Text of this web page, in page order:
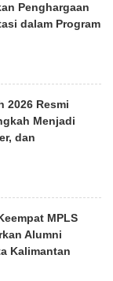
Penghargaan
dalam Program
2026 Resmi
Menjadi
dan
MPLS
Alumni
Kalimantan